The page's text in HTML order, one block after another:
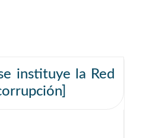
instituye la Red